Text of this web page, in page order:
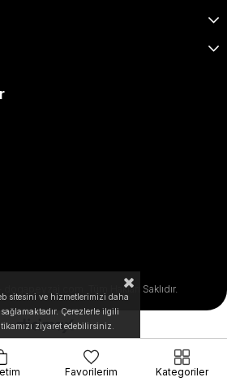
Tüm Hakları Saklıdır.
sitesini ve hizmetlerimizi daha
Çerezlerle ilgili
ziyaret edebilirsiniz.
Favorilerim Kategoriler